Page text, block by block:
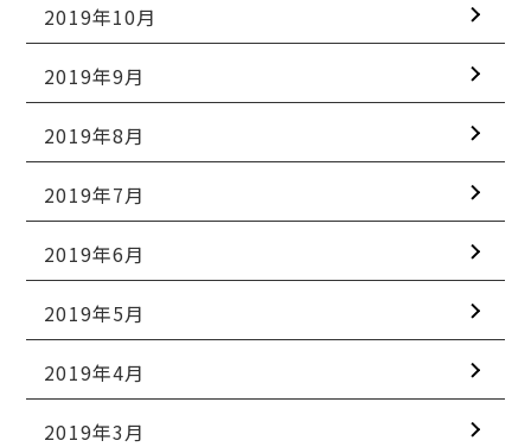
2019年10月
2019年9月
2019年8月
2019年7月
2019年6月
2019年5月
2019年4月
2019年3月